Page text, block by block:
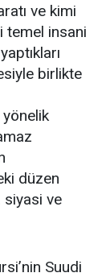
ve kimi
temel insani
birlikte
yönelik
düzen
siyasi ve
Suudi